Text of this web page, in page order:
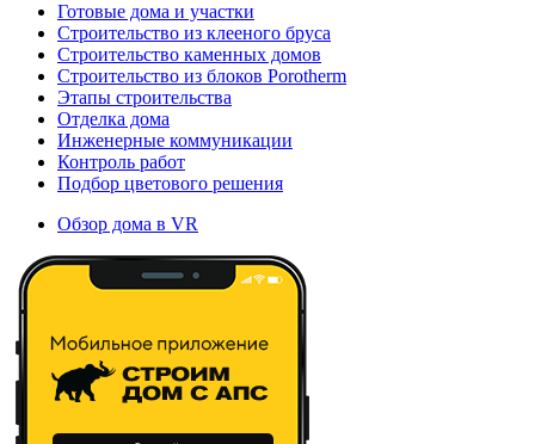
Готовые дома и участки
Строительство из клееного бруса
Строительство каменных домов
Строительство из блоков Porotherm
Этапы строительства
Отделка дома
Инженерные коммуникации
Контроль работ
Подбор цветового решения
Обзор дома в VR